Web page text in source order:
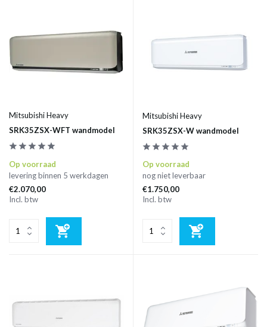
Mitsubishi Heavy
SRK35ZSX-WFT wandmodel
Op voorraad
levering binnen 5 werkdagen
€2.070,00
Incl. btw
Mitsubishi Heavy
SRK35ZSX-W wandmodel
Op voorraad
nog niet leverbaar
€1.750,00
Incl. btw